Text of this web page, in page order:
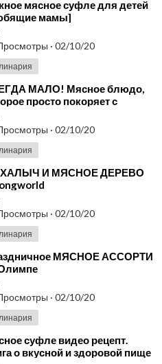
мясное суфле для детей
мамы]
· 02/10/20
МАЛО! Мясное блюдо,
просто покоряет с
кусочка!
· 02/10/20
И МЯСНОЕ ДЕРЕВО
· 02/10/20
МЯСНОЕ АССОРТИ
· 02/10/20
суфле видео рецепт.
о вкусной и здоровой пище